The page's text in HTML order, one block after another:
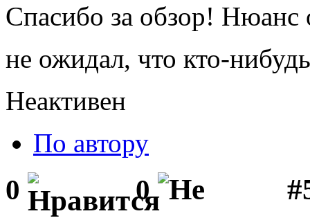
Спасибо за обзор! Нюанс
не ожидал, что кто-
Неактивен
По автору
0 0